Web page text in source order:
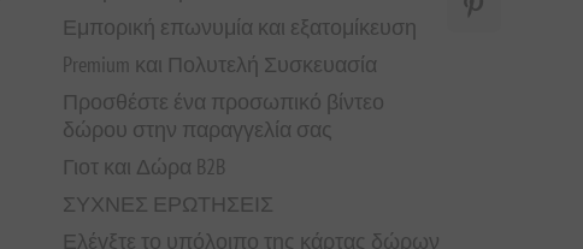
Εμπορική επωνυμία και εξατομίκευση
Premium και Πολυτελή Συσκευασία
Προσθέστε ένα προσωπικό βίντεο
δώρου στην παραγγελία σας
Γιοτ και Δώρα B2B
ΣΥΧΝΕΣ ΕΡΩΤΗΣΕΙΣ
Ελέγξτε το υπόλοιπο της κάρτας δώρων